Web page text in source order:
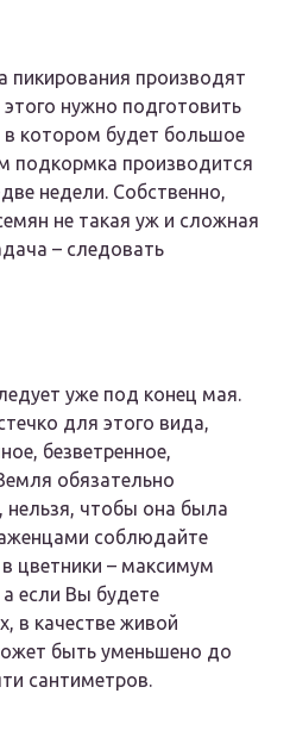
пикирования производят
нужно подготовить
в котором будет большое
подкормка производится
недели. Собственно,
не такая уж и сложная
– следовать
уже под конец мая.
для этого вида,
безветренное,
обязательно
чтобы она была
соблюдайте
цветники – максимум
если Вы будете
в качестве живой
быть уменьшено до
сантиметров.